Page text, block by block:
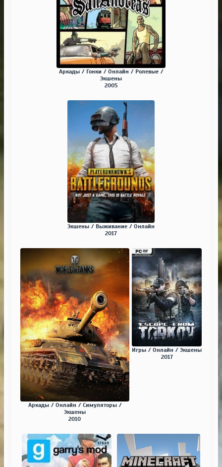
Аркады / Гонки / Онлайн / Ролевые /
Экшены
2005
Экшены / Выживание / Онлайн
2017
Аркады / Онлайн / Симуляторы /
Экшены
2010
Игры / Онлайн / Экшены
2017